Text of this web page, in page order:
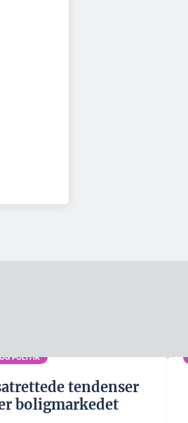
POLITIK
tendenser
boligmarkedet